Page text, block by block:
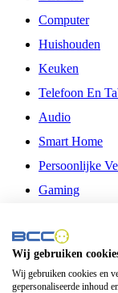
Computer
Huishouden
Keuken
Telefoon En
Audio
Smart Home
Persoonlijke
Gaming
Philips
Schermgrootte
Wij gebruiken
Wij gebruiken cookies en
gepersonaliseerde inhoud